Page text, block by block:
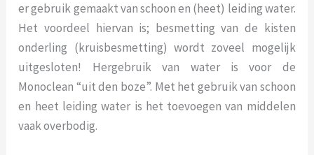
er gebruik gemaakt van schoon en (heet) leiding water.
Het voordeel hiervan is; besmetting van de kisten
onderling (kruisbesmetting) wordt zoveel mogelijk
uitgesloten! Hergebruik van water is voor de
Monoclean “uit den boze”. Met het gebruik van schoon
en heet leiding water is het toevoegen van middelen
vaak overbodig.